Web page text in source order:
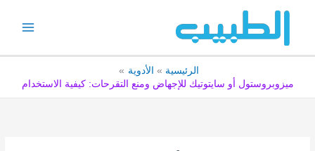
الرئيسية
الأدوية
ميزوبروستول أو سايتوتيك للإجهاض ومنع التقرحات: كيفية الاستخدام